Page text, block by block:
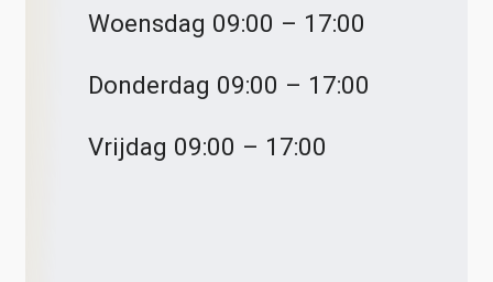
Woensdag 09:00 – 17:00
Donderdag 09:00 – 17:00
Vrijdag 09:00 – 17:00